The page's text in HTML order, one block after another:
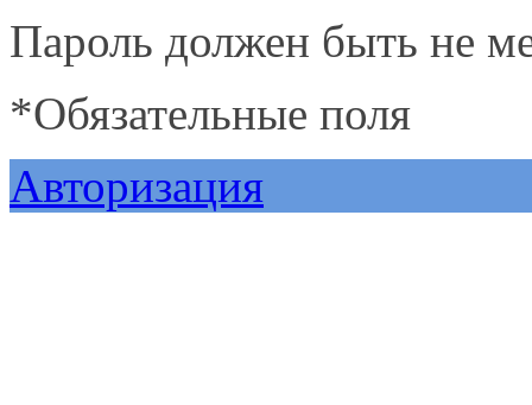
Пароль должен быть не
*Обязательные поля
Авторизация